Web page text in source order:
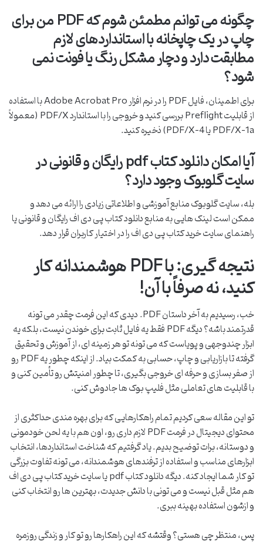
چگونه می توانم مطمئن شوم که PDF من برای
چاپ در یک چاپخانه با استانداردهای لازم
مطابقت دارد و دچار مشکل رنگ یا فونت نمی
شود؟
برای اطمینان، فایل PDF را در نرم افزار Adobe Acrobat Pro با استفاده
از قابلیت Preflight بررسی کنید و خروجی را با استاندارد PDF/X (معمولاً
PDF/X-1a یا PDF/X-4) ذخیره کنید.
آیا امکان دانلود کتاب pdf رایگان و قانونی در
سایت گلوبوک وجود دارد؟
بله، سایت گلوبوک منابع آموزشی و اطلاعاتی زیادی را ارائه می دهد و
ممکن است لینک هایی به منابع دانلود کتاب پی دی اف رایگان و قانونی یا
راهنمای سایت خرید کتاب پی دی اف را در اختیار کاربران قرار دهد.
نتیجه گیری: با PDF هوشمندانه کار
کنید، نه صرفاً با آن!
خب، رسیدیم به آخر داستان PDF. دیدی که این فرمت چقدر می تونه
قدرتمند باشه؟ دیگه PDF فقط یه فایل ثابت برای خوندن نیست، بلکه یه
ابزار چندوجهی و پویاست که می تونه تو هر زمینه ای، از آموزش و تحقیق
گرفته تا بازاریابی و چاپ، حسابی به کمکت بیاد. از اینکه چطور یه PDF رو
از صفر بسازی و حرفه ای خروجی بگیری، تا چطور امنیتش رو تأمین کنی و
با قابلیت های تعاملی مثل فلیپ بوک ها جادوش کنی.
تو این مقاله سعی کردیم تمام راهکارهایی که برای بهره مندی حداکثری از
محتوای دیجیتال در فرمت PDF لازم داری رو، اون هم با یه لحن خودمونی
و دوستانه، برات توضیح بدیم. یاد گرفتیم که شناخت استانداردها، انتخاب
ابزارهای مناسب و استفاده از ترفندهای هوشمندانه، می تونه تفاوت بزرگی
تو کار شما ایجاد کنه. دیگه دانلود کتاب pdf یا سایت خرید کتاب پی دی اف
هم مثل قبل نیست و می تونی با دانش جدیدت، بهترین ها رو انتخاب کنی
و ازشون استفاده بهینه ببری.
پس، منتظر چی هستی؟ وقتشه که این راهکارها رو تو کار و زندگی روزمره